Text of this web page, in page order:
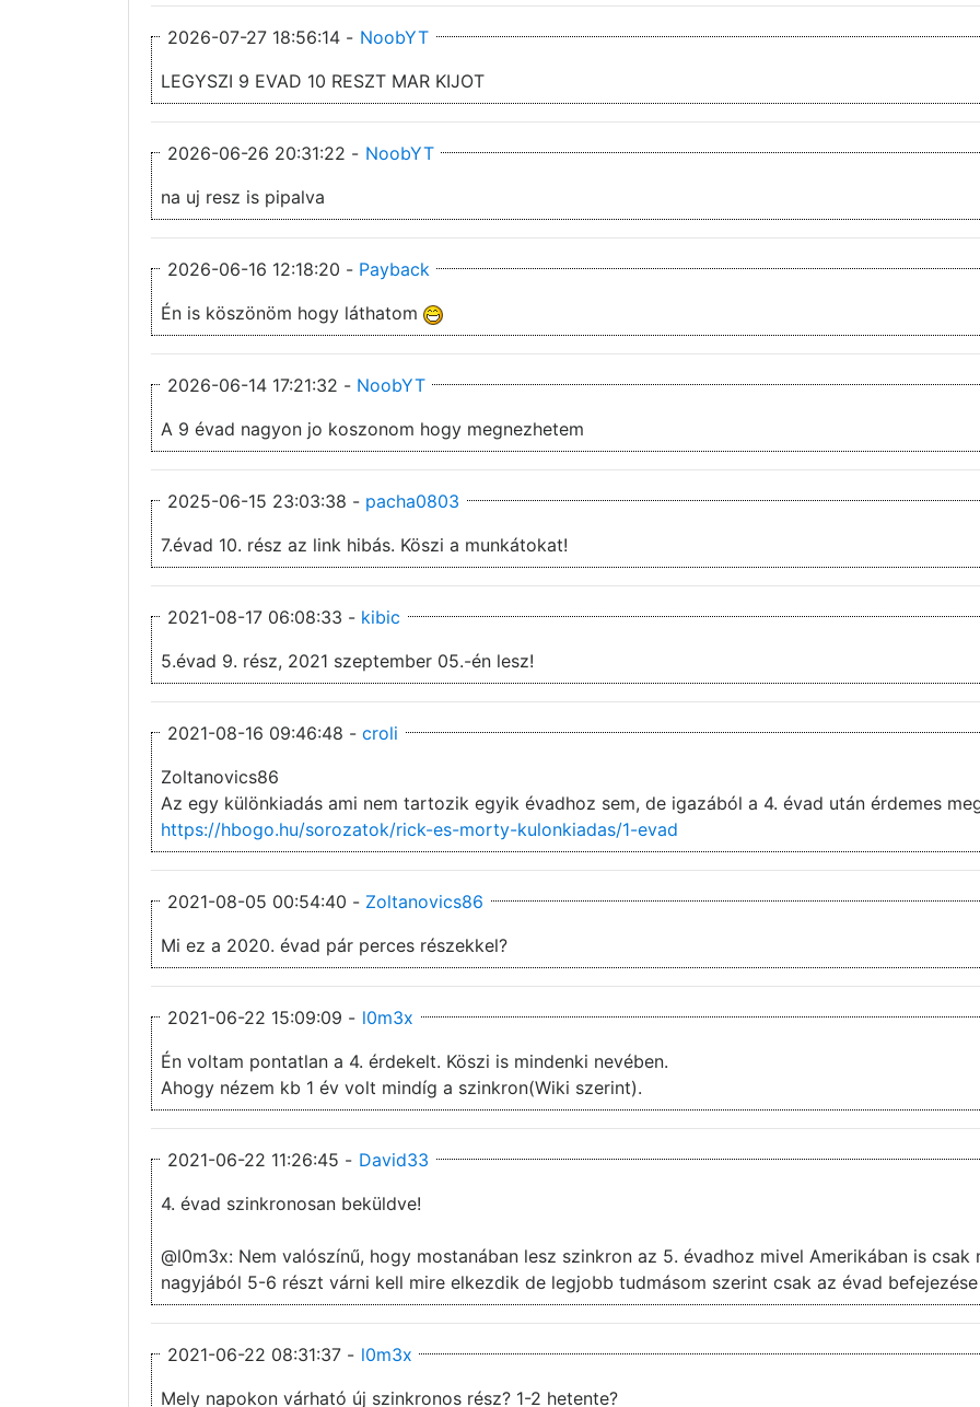
2026-07-27 18:56:14 - NoobYT
LEGYSZI 9 EVAD 10 RESZT MAR KIJOT
2026-06-26 20:31:22 - NoobYT
na uj resz is pipalva
2026-06-16 12:18:20 - Payback
Én is köszönöm hogy láthatom
2026-06-14 17:21:32 - NoobYT
A 9 évad nagyon jo koszonom hogy megnezhetem
2025-06-15 23:03:38 - pacha0803
7.évad 10. rész az link hibás. Köszi a munkátokat!
2021-08-17 06:08:33 - kibic
5.évad 9. rész, 2021 szeptember 05.-én lesz!
2021-08-16 09:46:48 - croli
Zoltanovics86
Az egy különkiadás ami nem tartozik egyik évadhoz sem, de igazából a 4. évad után érdemes
https://hbogo.hu/sorozatok/rick-es-morty-kulonkiadas/1-evad
2021-08-05 00:54:40 - Zoltanovics86
Mi ez a 2020. évad pár perces részekkel?
2021-06-22 15:09:09 - l0m3x
Én voltam pontatlan a 4. érdekelt. Köszi is mindenki nevében.
Ahogy nézem kb 1 év volt mindíg a szinkron(Wiki szerint).
2021-06-22 11:26:45 - David33
4. évad szinkronosan beküldve!
@l0m3x: Nem valószínű, hogy mostanában lesz szinkron az 5. évadhoz mivel Amerikában is
nagyjából 5-6 részt várni kell mire elkezdik de legjobb tudmásom szerint csak az évad
2021-06-22 08:31:37 - l0m3x
Mely napokon várható új szinkronos rész? 1-2 hetente?